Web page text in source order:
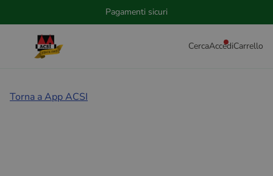
Pagamenti sicuri
CercaAccediCarrello
Torna a App ACSI